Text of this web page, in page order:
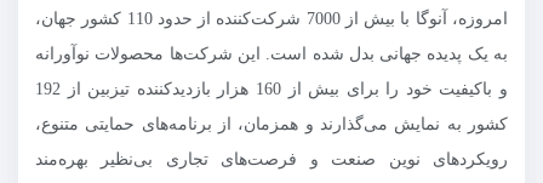
امروزه، آنوگا با بیش از 7000 شرکت‌کننده از حدود 110 کشور جهان،
به یک پدیده جهانی بدل شده است. این شرکت‌ها محصولات نوآورانه
و باکیفیت خود را برای بیش از 160 هزار بازدیدکننده تیزبین از 192
کشور به نمایش می‌گذارند و همزمان، از برنامه‌های حمایتی متنوع،
رویکردهای نوین صنعت و فرصت‌های تجاری بی‌نظیر بهره‌مند